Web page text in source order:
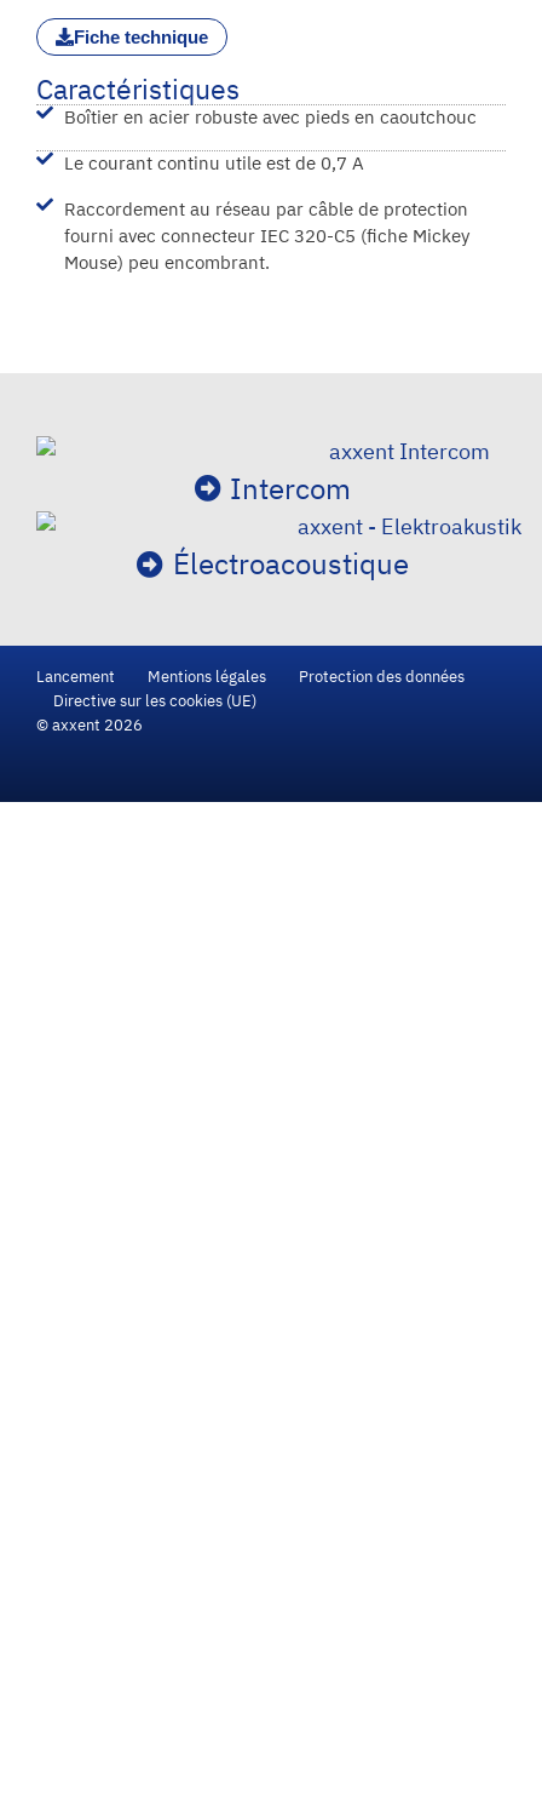
Fiche technique
Caractéristiques
Boîtier en acier robuste avec pieds en caoutchouc
Le courant continu utile est de 0,7 A
Raccordement au réseau par câble de protection
fourni avec connecteur IEC 320-C5 (fiche Mickey
Mouse) peu encombrant.
Intercom
Électroacoustique
© axxent 2026
Lancement Mentions légales
Protection des données
Directive sur les cookies (UE)